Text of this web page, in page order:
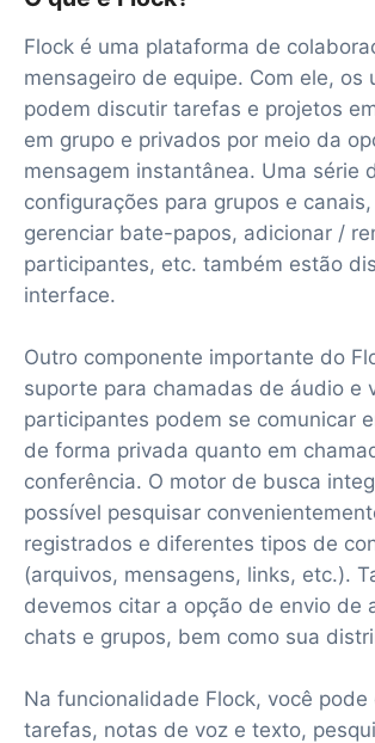
Flock é uma plataforma de
mensageiro de equipe. Com ele, os
podem discutir tarefas e projetos
em grupo e privados por meio da
mensagem instantânea. Uma série
configurações para grupos e
gerenciar bate-papos, adicionar /
participantes, etc. também estão
interface.
Outro componente importante do
suporte para chamadas de áudio e
participantes podem se comunicar
de forma privada quanto em
conferência. O motor de busca
possível pesquisar
registrados e diferentes tipos de
(arquivos, mensagens, links, etc.).
devemos citar a opção de envio de
chats e grupos, bem como sua
Na funcionalidade Flock, você pode
tarefas, notas de voz e texto,